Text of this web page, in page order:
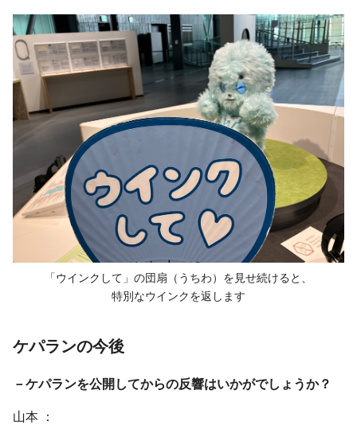
「ウインクして」の団扇（うちわ）を 見せ続けると、
特別なウインクを返します
ケパランの今後
－ケパランを公開してからの反響はいかがでしょうか？
山本